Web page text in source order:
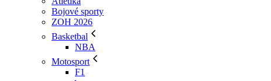
Bojové sporty
ZOH 2026
Basketbal
NBA
Motosport
F1